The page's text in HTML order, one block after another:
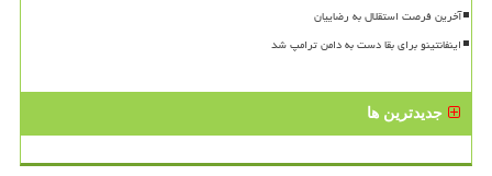
آخرین فرصت استقلال به رضاییان
اینفانتینو برای بقا دست به دامن ترامپ شد
جدیدترین ها